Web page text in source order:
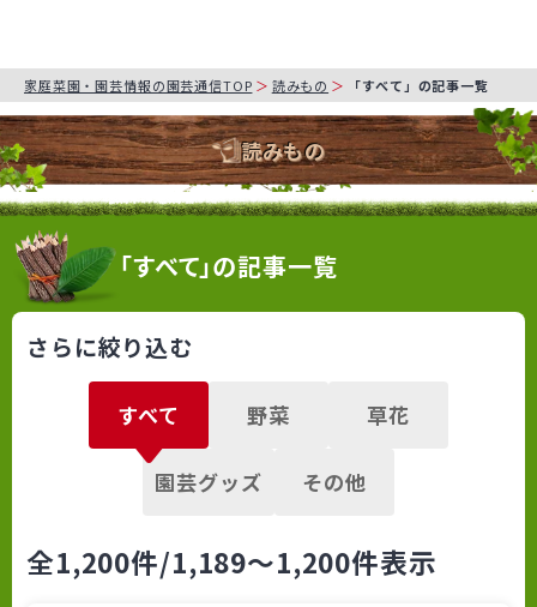
家庭菜園・園芸情報の園芸通信TOP 読みもの 「すべて」の記事一覧
読みもの
「すべて」の記事一覧
さらに絞り込む
すべて 野菜 草花
園芸グッズ その他
全1,200件/1,189～1,200件表示